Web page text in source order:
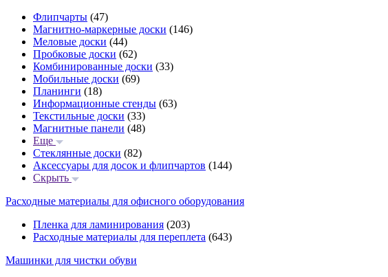
Флипчарты (47)
Магнитно-маркерные доски (146)
Меловые доски (44)
Пробковые доски (62)
Комбинированные доски (33)
Мобильные доски (69)
Планинги (18)
Информационные стенды (63)
Текстильные доски (33)
Магнитные панели (48)
Еще
Стеклянные доски (82)
Аксессуары для досок и флипчартов (144)
Скрыть
Расходные материалы для офисного оборудования
Пленка для ламинирования (203)
Расходные материалы для переплета (643)
Машинки для чистки обуви